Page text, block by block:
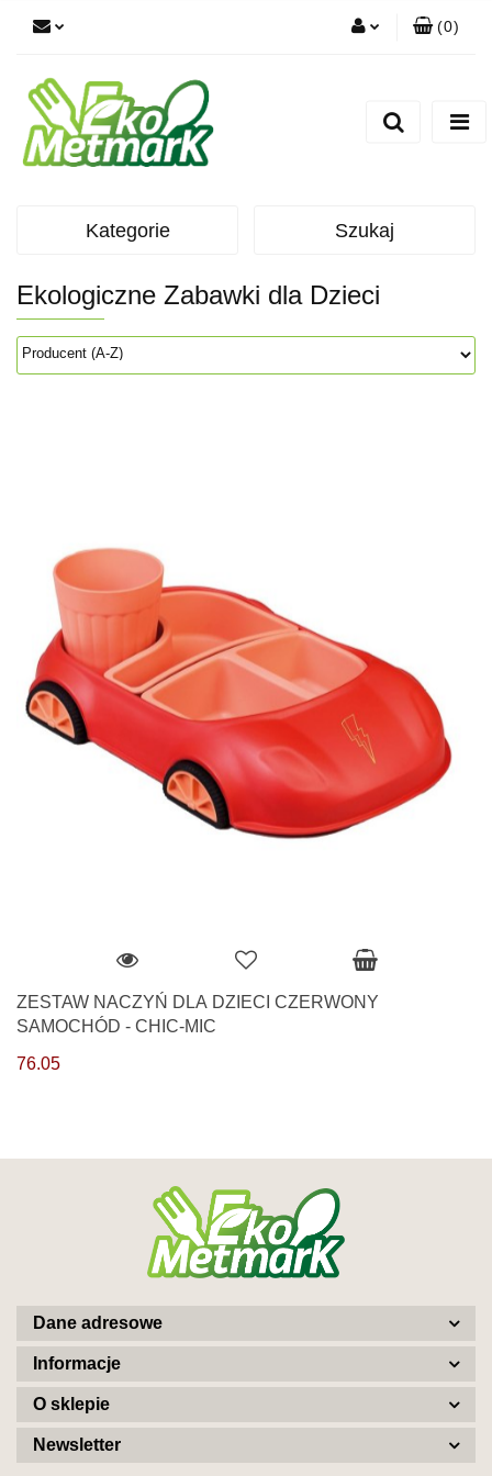
(0)
Kategorie Szukaj
Ekologiczne Zabawki dla Dzieci
ZESTAW NACZYŃ DLA DZIECI CZERWONY
SAMOCHÓD - CHIC-MIC
76.05
Dane adresowe
Informacje
O sklepie
Newsletter